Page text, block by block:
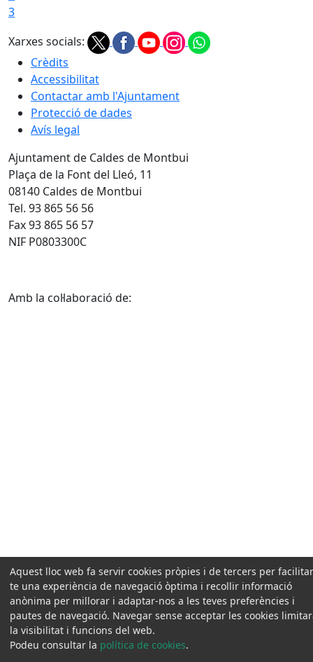
3
Xarxes socials:
Crèdits
Accessibilitat
Contactar amb l'Ajuntament
Protecció de dades
Avís legal
Ajuntament de Caldes de Montbui
Plaça de la Font del Lleó, 11
08140 Caldes de Montbui
Tel. 93 865 56 56
Fax 93 865 56 57
NIF P0803300C
Amb la col·laboració de:
Aquest lloc web fa servir cookies pròpies i de tercers per
te una experiència de navegació òptima i recollir informació
anònima per millorar i adaptar-nos a les teves preferències i
pautes de navegació. Navegar sense acceptar les cookies
la visibilitat i funcions del web.
Podeu consultar la política de cookies.